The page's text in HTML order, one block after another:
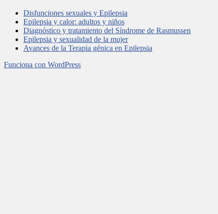
Disfunciones sexuales y Epilepsia
Epilepsia y calor: adultos y niños
Diagnóstico y tratamiento del Síndrome de Rasmussen
Epilepsia y sexualidad de la mujer
Avances de la Terapia génica en Epilepsia
Funciona con WordPress